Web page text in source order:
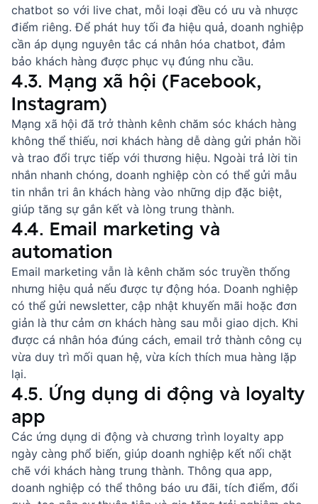
chatbot so với live chat, mỗi loại đều có ưu và nhược
điểm riêng. Để phát huy tối đa hiệu quả, doanh nghiệp
cần áp dụng nguyên tắc cá nhân hóa chatbot, đảm
bảo khách hàng được phục vụ đúng nhu cầu.
4.3. Mạng xã hội (Facebook,
Instagram)
Mạng xã hội đã trở thành kênh chăm sóc khách hàng
không thể thiếu, nơi khách hàng dễ dàng gửi phản hồi
và trao đổi trực tiếp với thương hiệu. Ngoài trả lời tin
nhắn nhanh chóng, doanh nghiệp còn có thể gửi mẫu
tin nhắn tri ân khách hàng vào những dịp đặc biệt,
giúp tăng sự gắn kết và lòng trung thành.
4.4. Email marketing và
automation
Email marketing vẫn là kênh chăm sóc truyền thống
nhưng hiệu quả nếu được tự động hóa. Doanh nghiệp
có thể gửi newsletter, cập nhật khuyến mãi hoặc đơn
giản là thư cảm ơn khách hàng sau mỗi giao dịch. Khi
được cá nhân hóa đúng cách, email trở thành công cụ
vừa duy trì mối quan hệ, vừa kích thích mua hàng lặp
lại.
4.5. Ứng dụng di động và loyalty
app
Các ứng dụng di động và chương trình loyalty app
ngày càng phổ biến, giúp doanh nghiệp kết nối chặt
chẽ với khách hàng trung thành. Thông qua app,
doanh nghiệp có thể thông báo ưu đãi, tích điểm, đổi